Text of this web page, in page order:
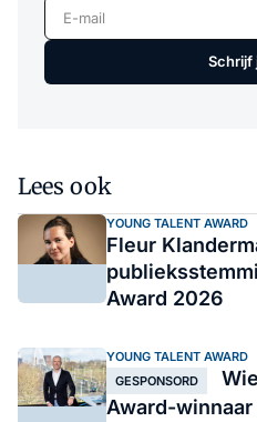
E-mail
Schrijf
Lees ook
YOUNG TALENT AWARD
Fleur
Award 2026
YOUNG TALENT AWARD
GESPONSORD
Award-